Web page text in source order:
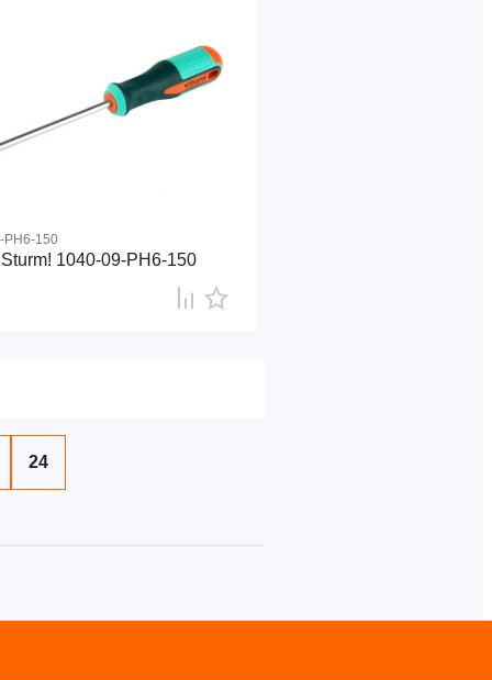
PH6-150
1040-09-PH6-150
24